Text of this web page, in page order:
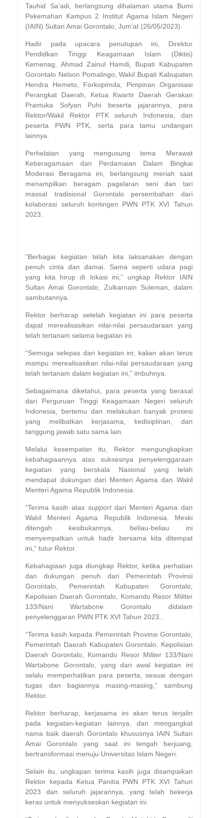
Tauhid Sa’adi, berlangsung dihalaman utama Bumi
Pekemahan Kampus 2 Institut Agama Islam Negeri
(IAIN) Sultan Amai Gorontalo, Jum’at (26/05/2023).
Hadir pada upacara penutupan ini, Direktur
Pendidkan Tinggi Keagamaan Islam (Diktis)
Kemenag, Ahmad Zainul Hamdi, Bupati Kabupaten
Gorontalo Nelson Pomalingo, Wakil Bupati Kabupaten
Hendra Hemeto, Forkopimda, Pimpinan Organisasi
Perangkat Daerah, Ketua Kwartir Daerah Gerakan
Pramuka Sofyan Puhi beserta jajarannya, para
Rektor/Wakil Rektor PTK seluruh Indonesia, dan
peserta PWN PTK, serta para tamu undangan
lainnya.
Perhelatan yang mengusung tema Merawat
Keberagamaan dan Perdamaian Dalam Bingkai
Moderasi Beragama ini, berlangsung meriah saat
menampilkan beragam pagelaran seni dan tari
massal tradisional Gorontalo persembahan dari
kolaborasi seluruh kontingen PWN PTK XVI Tahun
2023.
“Berbagai kegiatan telah kita laksanakan dengan
penuh cinta dan damai. Sama seperti udara pagi
yang kita hirup di lokasi ini,” ungkap Rektor IAIN
Sultan Amai Gorontalo, Zulkarnain Suleman, dalam
sambutannya.
Rektor berharap setelah kegiatan ini para peserta
dapat merealisasikan nilai-nilai persaudaraan yang
telah tertanam selama kegiatan ini.
“Semoga selepas dari kegiatan ini, kalian akan terus
mampu merealisasikan nilai-nilai persaudaraan yang
telah tertanam dalam kegiatan ini,” imbuhnya.
Sebagaimana diketahui, para peserta yang berasal
dari Perguruan Tinggi Keagamaan Negeri seluruh
Indonesia, bertemu dan melakukan banyak prosesi
yang melibatkan kerjasama, kedisiplinan, dan
tanggung jawab satu sama lain.
Melalui kesempatan itu, Rektor mengungkapkan
kebahagiaannya atas suksesnya penyelenggaraan
kegiatan yang berskala Nasional yang telah
mendapat dukungan dari Menteri Agama dan Wakil
Menteri Agama Republik Indonesia.
“Terima kasih atas supportdari Menteri Agama dan
Wakil Menteri Agama Republik Indonesia. Meski
ditengah kesibukannya, beliau-beliau ini
menyempatkan untuk hadir bersama kita ditempat
ini,” tutur Rektor.
Kebahagiaan juga diungkap Rektor, ketika perhatian
dan dukungan penuh dari Pemerintah Provinsi
Gorontalo, Pemerintah Kabupaten Gorontalo,
Kepolisian Daerah Gorontalo, Komando Resor Militer
133/Nani Wartabone Gorontalo didalam
penyelenggaran PWN PTK XVI Tahun 2023..
“Terima kasih kepada Pemerintah Provinsi Gorontalo,
Pemerintah Daerah Kabupaten Gorontalo, Kepolisian
Daerah Gorontalo, Komando Resor Militer 133/Nani
Wartabone Gorontalo, yang dari awal kegiatan ini
selalu memperhatikan para peserta, sesuai dengan
tugas dan bagiannya masing-masing,” sambung
Rektor.
Rektor berharap, kerjasama ini akan terus terjalin
pada kegiatan-kegiatan lainnya, dan mengangkat
nama baik daerah Gorontalo khususnya IAIN Sultan
Amai Gorontalo yang saat ini tengah berjuang,
bertransformasi menuju Universitas Islam Negeri.
Selain itu, ungkapan terima kasih juga disampaikan
Rektor kepada Ketua Panitia PWN PTK XVI Tahun
2023 dan seluruh jajarannya, yang telah bekerja
keras untuk menyukseskan kegiatan ini.